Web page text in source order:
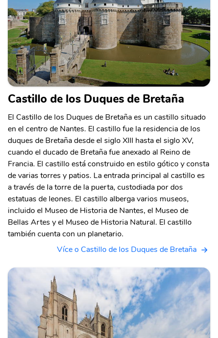
Castillo de los Duques de Bretaña
El Castillo de los Duques de Bretaña es un castillo situado
en el centro de Nantes. El castillo fue la residencia de los
duques de Bretaña desde el siglo XIII hasta el siglo XV,
cuando el ducado de Bretaña fue anexado al Reino de
Francia. El castillo está construido en estilo gótico y consta
de varias torres y patios. La entrada principal al castillo es
a través de la torre de la puerta, custodiada por dos
estatuas de leones. El castillo alberga varios museos,
incluido el Museo de Historia de Nantes, el Museo de
Bellas Artes y el Museo de Historia Natural. El castillo
también cuenta con un planetario.
Více o Castillo de los Duques de Bretaña